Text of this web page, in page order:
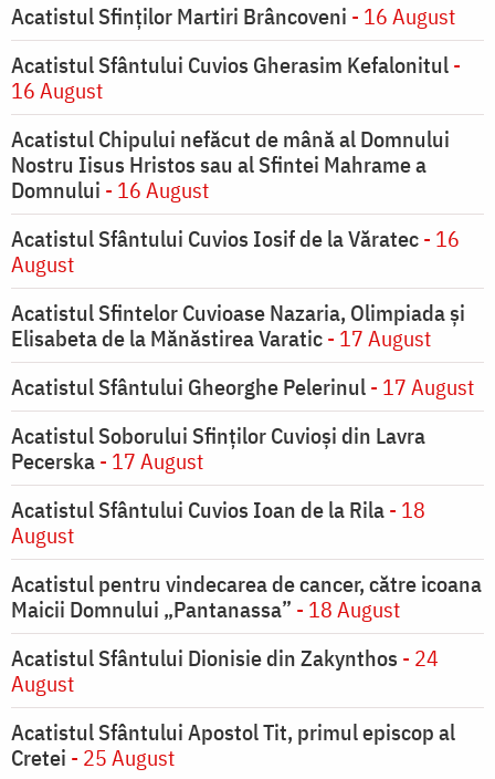
Acatistul Sfinților Martiri Brâncoveni - 16 August
Acatistul Sfântului Cuvios Gherasim Kefalonitul-
16 August
Acatistul Chipului nefăcut de mână al Domnului
Nostru Iisus Hristos sau al Sfintei Mahrame a
Domnului - 16 August
Acatistul Sfântului Cuvios Iosif de la Văratec- 16
August
Acatistul Sfintelor Cuvioase Nazaria, Olimpiada și
Elisabeta de la Mănăstirea Varatic- 17 August
Acatistul Sfântului Gheorghe Pelerinul- 17 August
Acatistul Soborului Sfinților Cuvioși din Lavra
Pecerska- 17 August
Acatistul Sfântului Cuvios Ioan de la Rila- 18
August
Acatistul pentru vindecarea de cancer, către icoana
Maicii Domnului „Pantanassa” - 18 August
Acatistul Sfântului Dionisie din Zakynthos - 24
August
Acatistul Sfântului Apostol Tit, primul episcop al
Cretei - 25 August